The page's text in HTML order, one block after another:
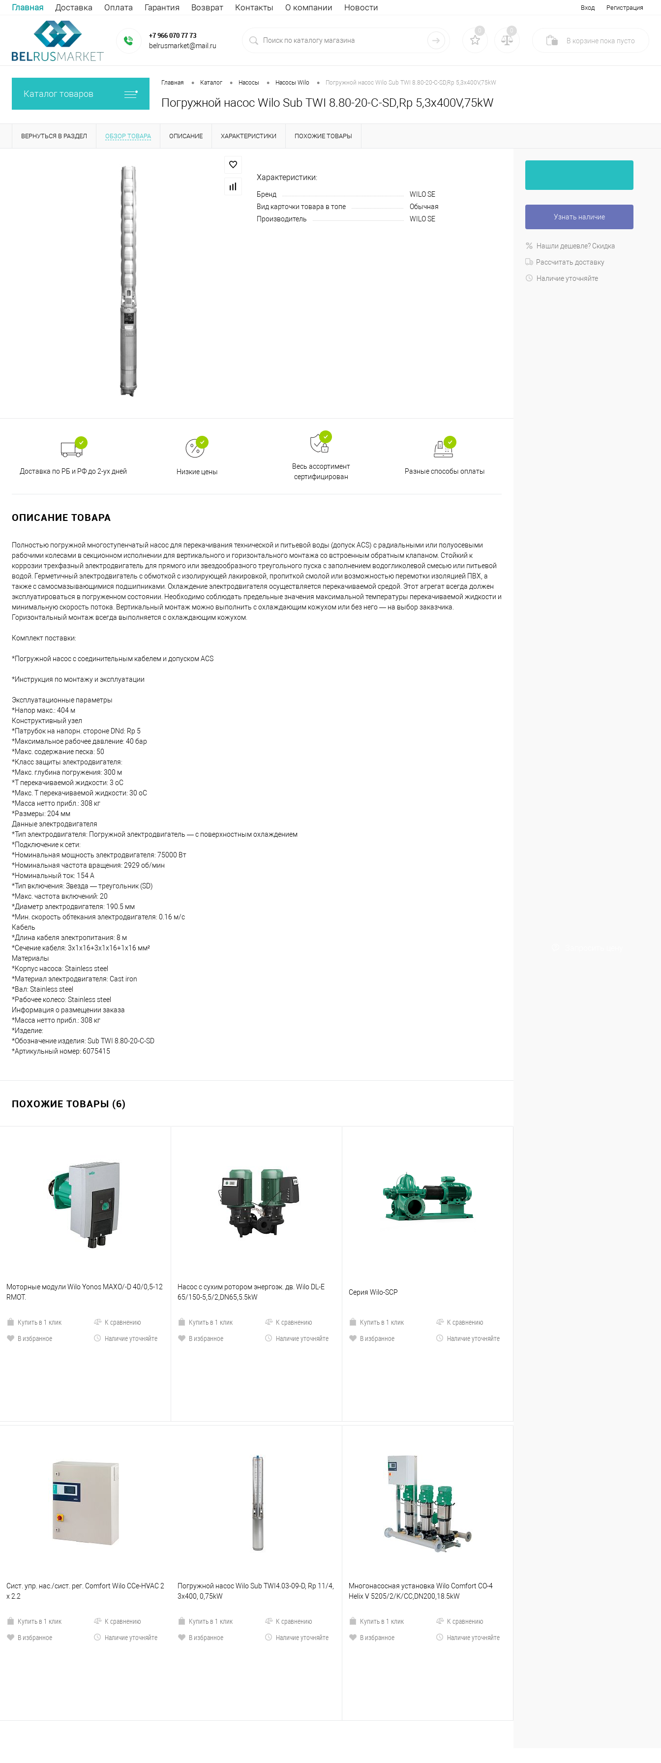
Главная Доставка Оплата Гарантия Возврат Контакты О компании Новости Вход Регистрация
+7 966 070 77 73
belrusmarket@mail.ru
0 0
В корзине пока пусто
Каталог товаров
Главная • Каталог • Насосы • Насосы Wilo • Погружной насос Wilo Sub TWI 8.80-20-C-SD,Rp 5,3x400V,75kW
Погружной насос Wilo Sub TWI 8.80-20-C-SD,Rp 5,3x400V,75kW
ВЕРНУТЬСЯ В РАЗДЕЛ ОБЗОР ТОВАРА ОПИСАНИЕ ХАРАКТЕРИСТИКИ ПОХОЖИЕ ТОВАРЫ
Характеристики:
Бренд
WILO SE
Вид карточки товара в топе
Обычная
Производитель
WILO SE
Доставка по РБ и РФ до 2-ух дней Низкие цены
Весь ассортимент
сертифицирован
Разные способы оплаты
ОПИСАНИЕ ТОВАРА
Полностью погружной многоступенчатый насос для перекачивания технической и питьевой воды (допуск ACS) с радиальными или полуосевыми
рабочими колесами в секционном исполнении для вертикального и горизонтального монтажа со встроенным обратным клапаном. Стойкий к
коррозии трехфазный электродвигатель для прямого или звездообразного треугольного пуска с заполнением водогликолевой смесью или питьевой
водой. Герметичный электродвигатель с обмоткой с изолирующей лакировкой, пропиткой смолой или возможностью перемотки изоляцией ПВХ, а
также с самосмазывающимися подшипниками. Охлаждение электродвигателя осуществляется перекачиваемой средой. Этот агрегат всегда должен
эксплуатироваться в погруженном состоянии. Необходимо соблюдать предельные значения максимальной температуры перекачиваемой жидкости и
минимальную скорость потока. Вертикальный монтаж можно выполнить с охлаждающим кожухом или без него — на выбор заказчика.
Горизонтальный монтаж всегда выполняется с охлаждающим кожухом.
Комплект поставки:
*Погружной насос с соединительным кабелем и допуском ACS
*Инструкция по монтажу и эксплуатации
Эксплуатационные параметры
*Напор макс.: 404 м
Конструктивный узел
*Патрубок на напорн. стороне DNd: Rp 5
*Максимальное рабочее давление: 40 бар
*Макс. содержание песка: 50
*Класс защиты электродвигателя:
*Макс. глубина погружения: 300 м
*Т перекачиваемой жидкости: 3 oC
*Макс. T перекачиваемой жидкости: 30 oC
*Масса нетто прибл.: 308 кг
*Размеры: 204 мм
Данные электродвигателя
*Тип электродвигателя: Погружной электродвигатель — с поверхностным охлаждением
*Подключение к сети:
*Номинальная мощность электродвигателя: 75000 Вт
*Номинальная частота вращения: 2929 об/мин
*Номинальный ток: 154 А
*Тип включения: Звезда — треугольник (SD)
*Макс. частота включений: 20
*Диаметр электродвигателя: 190.5 мм
*Мин. скорость обтекания электродвигателя: 0.16 м/с
Кабель
*Длина кабеля электропитания: 8 м
*Сечение кабеля: 3x1x16+3x1x16+1x16 мм²
Материалы
*Корпус насоса: Stainless steel
*Материал электродвигателя: Cast iron
*Вал: Stainless steel
*Рабочее колесо: Stainless steel
Информация о размещении заказа
*Масса нетто прибл.: 308 кг
*Изделие:
*Обозначение изделия: Sub TWI 8.80-20-C-SD
*Артикульный номер: 6075415
ПОХОЖИЕ ТОВАРЫ (6)
Моторные модули Wilo Yonos MAXO/-D 40/0,5-12
RMOT.
Купить в 1 клик
К сравнению
В избранное
Наличие уточняйте
Насос с сухим ротором энергоэк. дв. Wilo DL-E
65/150-5,5/2,DN65,5.5kW
Купить в 1 клик
К сравнению
В избранное
Наличие уточняйте
Серия Wilo-SCP
Купить в 1 клик
К сравнению
В избранное
Наличие уточняйте
Сист. упр. нас./сист. рег. Comfort Wilo CCe-HVAC 2
x 2.2
Купить в 1 клик
К сравнению
В избранное
Наличие уточняйте
Погружной насос Wilo Sub TWI4.03-09-D, Rp 11/4,
3x400, 0,75kW
Купить в 1 клик
К сравнению
В избранное
Наличие уточняйте
Многонасосная установка Wilo Comfort CO-4
Helix V 5205/2/K/CC,DN200,18.5kW
Купить в 1 клик
К сравнению
В избранное
Наличие уточняйте
Узнать наличие
Нашли дешевле? Скидка
Рассчитать доставку
Наличие уточняйте